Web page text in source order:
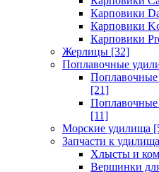
Карповики
Карповики
Карповики
Жерлицы [32]
Поплавочные
Поплавочные
[21]
Поплавочные
[11]
Морские удилища
Запчасти к
Хлысты и
Вершинки